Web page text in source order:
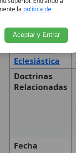
Autoridad
Eclesiástica
Doctrinas
Relacionadas
Fecha
la política de
Aceptar y Entrar